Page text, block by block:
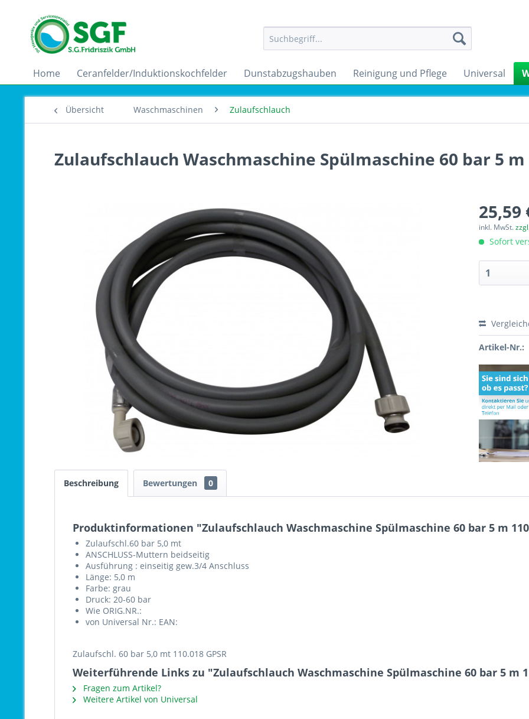
Home Ceranfelder/Induktionskochfelder Dunstabzugshauben Reinigung und Pflege Universal
Übersicht Waschmaschinen Zulaufschlauch
Zulaufschlauch Waschmaschine Spülmaschine 60 bar 5 m
25,59
inkl. MwSt.
Sofort
Artikel-Nr.:
Beschreibung Bewertungen 0
Produktinformationen "Zulaufschlauch Waschmaschine Spülmaschine 60 bar 5 m
Zulaufschl.60 bar 5,0 mt
ANSCHLUSS-Muttern beidseitig
Ausführung : einseitig gew.3/4 Anschluss
Länge: 5,0 m
Farbe: grau
Druck: 20-60 bar
Wie ORIG.NR.:
von Universal Nr.: EAN:
Zulaufschl. 60 bar 5,0 mt 110.018 GPSR
Weiterführende Links zu "Zulaufschlauch Waschmaschine Spülmaschine 60 bar 5 m
Fragen zum Artikel?
Weitere Artikel von Universal